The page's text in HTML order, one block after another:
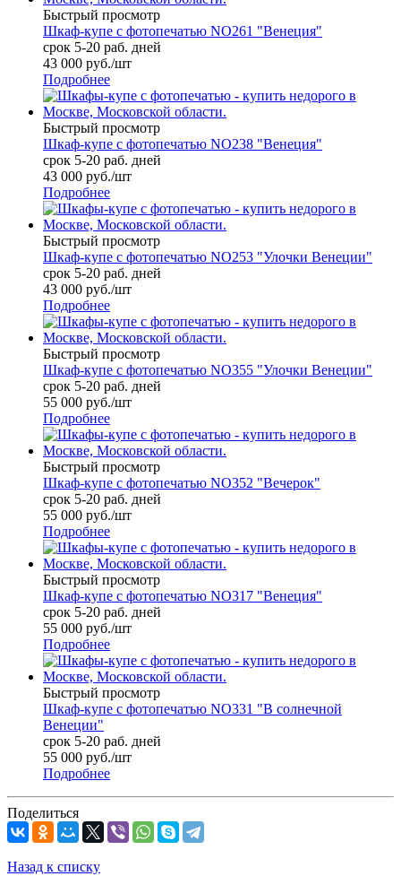
Быстрый просмотр
Шкаф-купе с фотопечатью NO261 "Венеция"
срок 5-20 раб. дней
43 000 руб./шт
Подробнее
Быстрый просмотр
Шкаф-купе с фотопечатью NO238 "Венеция"
срок 5-20 раб. дней
43 000 руб./шт
Подробнее
Быстрый просмотр
Шкаф-купе с фотопечатью NO253 "Улочки Венеции"
срок 5-20 раб. дней
43 000 руб./шт
Подробнее
Быстрый просмотр
Шкаф-купе с фотопечатью NO355 "Улочки Венеции"
срок 5-20 раб. дней
55 000 руб./шт
Подробнее
Быстрый просмотр
Шкаф-купе с фотопечатью NO352 "Вечерок"
срок 5-20 раб. дней
55 000 руб./шт
Подробнее
Быстрый просмотр
Шкаф-купе с фотопечатью NO317 "Венеция"
срок 5-20 раб. дней
55 000 руб./шт
Подробнее
Быстрый просмотр
Шкаф-купе с фотопечатью NO331 "В солнечной
Венеции"
срок 5-20 раб. дней
55 000 руб./шт
Подробнее
Поделиться
Назад к списку